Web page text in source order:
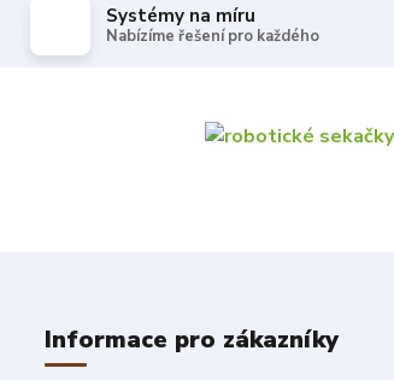
Systémy na míru
Nabízíme řešení pro každého
Informace pro zákazníky